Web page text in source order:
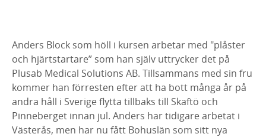
Anders Block som höll i kursen arbetar med "plåster
och hjärtstartare” som han själv uttrycker det på
Plusab Medical Solutions AB. Tillsammans med sin fru
kommer han förresten efter att ha bott många år på
andra håll i Sverige flytta tillbaks till Skaftö och
Pinneberget innan jul. Anders har tidigare arbetat i
Västerås, men har nu fått Bohuslän som sitt nya